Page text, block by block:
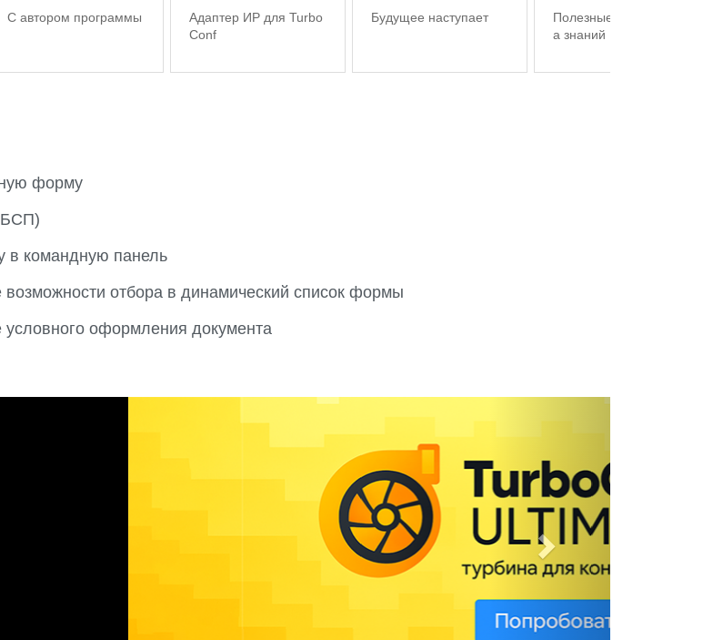
С автором программы
Адаптер ИР для Turbo
Conf
Будущее наступает
Полезные советы, баз
а знаний
форму
в командную панель
отбора в динамический список формы
оформления документа
x
t